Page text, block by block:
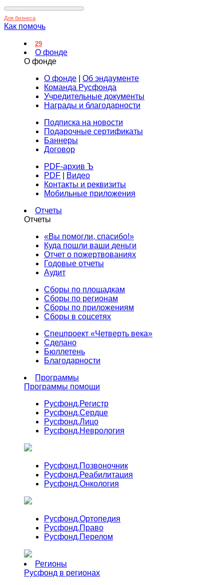
Для бизнеса
Как помочь
29
О фонде
О фонде
О фонде
Об эндаументе
Команда Русфонда
Учредительные документы
Награды и благодарности
Подписка на новости
Подарочные сертификаты
Баннеры
Договор
PDF-архив Ъ
PDF
Видео
Контакты и реквизиты
Мобильные приложения
Отчеты
Отчеты
«Вы помогли, спасибо!»
Куда пошли ваши деньги
Отчет о пожертвованиях
Годовые отчеты
Аудит
Сборы по площадкам
Сборы по регионам
Сборы по приложениям
Сборы в соцсетях
Спецпроект «Четверть века»
Сделано
Бюллетень
Благодарности
Программы
Программы помощи
Русфонд.Регистр
Русфонд.Сердце
Русфонд.Лицо
Русфонд.Неврология
Русфонд.Позвоночник
Русфонд.Реабилитация
Русфонд.Онкология
Русфонд.Ортопедия
Русфонд.Право
Русфонд.Перелом
Регионы
Русфонд в регионах